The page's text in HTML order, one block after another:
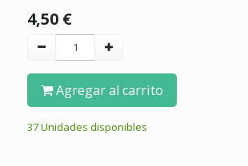
4,50 €
Agregar al carrito
37 Unidades disponibles